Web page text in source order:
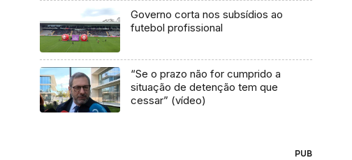
Governo corta nos subsídios ao
futebol profissional
“Se o prazo não for cumprido a
situação de detenção tem que
cessar” (vídeo)
PUB